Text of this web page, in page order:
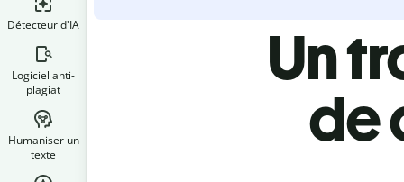
Détecteur d'IA
Logiciel anti-
plagiat
Humaniser un
texte
Un
de